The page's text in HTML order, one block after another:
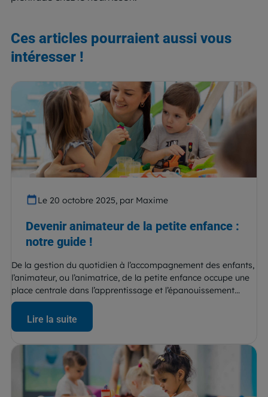
Ces articles pourraient aussi vous
intéresser !
Le 20 octobre 2025, par Maxime
Devenir animateur de la petite enfance :
notre guide !
De la gestion du quotidien à l’accompagnement des enfants,
l’animateur, ou l’animatrice, de la petite enfance occupe une
place centrale dans l’apprentissage et l’épanouissement...
Lire la suite